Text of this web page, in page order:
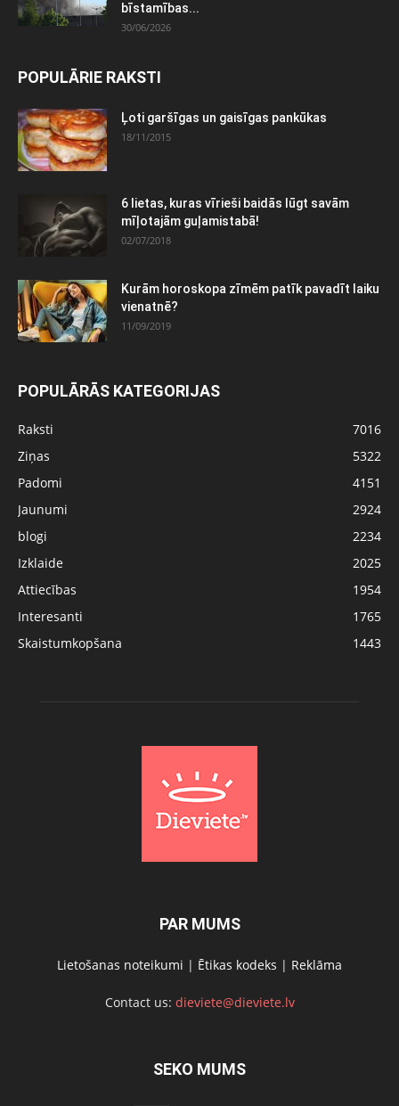
bīstamības...
30/06/2026
POPULĀRIE RAKSTI
Ļoti garšīgas un gaisīgas pankūkas
18/11/2015
6 lietas, kuras vīrieši baidās lūgt savām
mīļotajām guļamistabā!
02/07/2018
Kurām horoskopa zīmēm patīk pavadīt laiku
vienatnē?
11/09/2019
POPULĀRĀS KATEGORIJAS
Raksti
7016
Ziņas
5322
Padomi
4151
Jaunumi
2924
blogi
2234
Izklaide
2025
Attiecības
1954
Interesanti
1765
Skaistumkopšana
1443
PAR MUMS
Lietošanas noteikumi | Ētikas kodeks | Reklāma
Contact us: dieviete@dieviete.lv
SEKO MUMS